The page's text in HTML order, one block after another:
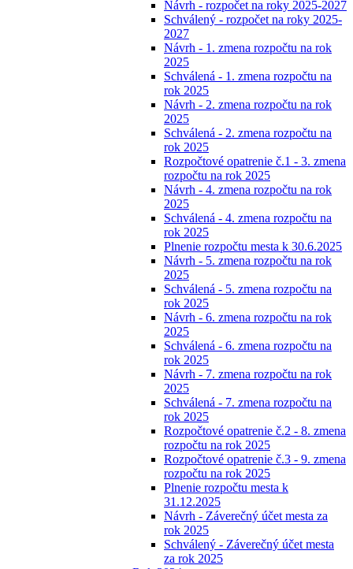
Návrh - rozpočet na roky 2025-2027
Schválený - rozpočet na roky 2025-
2027
Návrh - 1. zmena rozpočtu na rok
2025
Schválená - 1. zmena rozpočtu na
rok 2025
Návrh - 2. zmena rozpočtu na rok
2025
Schválená - 2. zmena rozpočtu na
rok 2025
Rozpočtové opatrenie č.1 - 3. zmena
rozpočtu na rok 2025
Návrh - 4. zmena rozpočtu na rok
2025
Schválená - 4. zmena rozpočtu na
rok 2025
Plnenie rozpočtu mesta k 30.6.2025
Návrh - 5. zmena rozpočtu na rok
2025
Schválená - 5. zmena rozpočtu na
rok 2025
Návrh - 6. zmena rozpočtu na rok
2025
Schválená - 6. zmena rozpočtu na
rok 2025
Návrh - 7. zmena rozpočtu na rok
2025
Schválená - 7. zmena rozpočtu na
rok 2025
Rozpočtové opatrenie č.2 - 8. zmena
rozpočtu na rok 2025
Rozpočtové opatrenie č.3 - 9. zmena
rozpočtu na rok 2025
Plnenie rozpočtu mesta k
31.12.2025
Návrh - Záverečný účet mesta za
rok 2025
Schválený - Záverečný účet mesta
za rok 2025